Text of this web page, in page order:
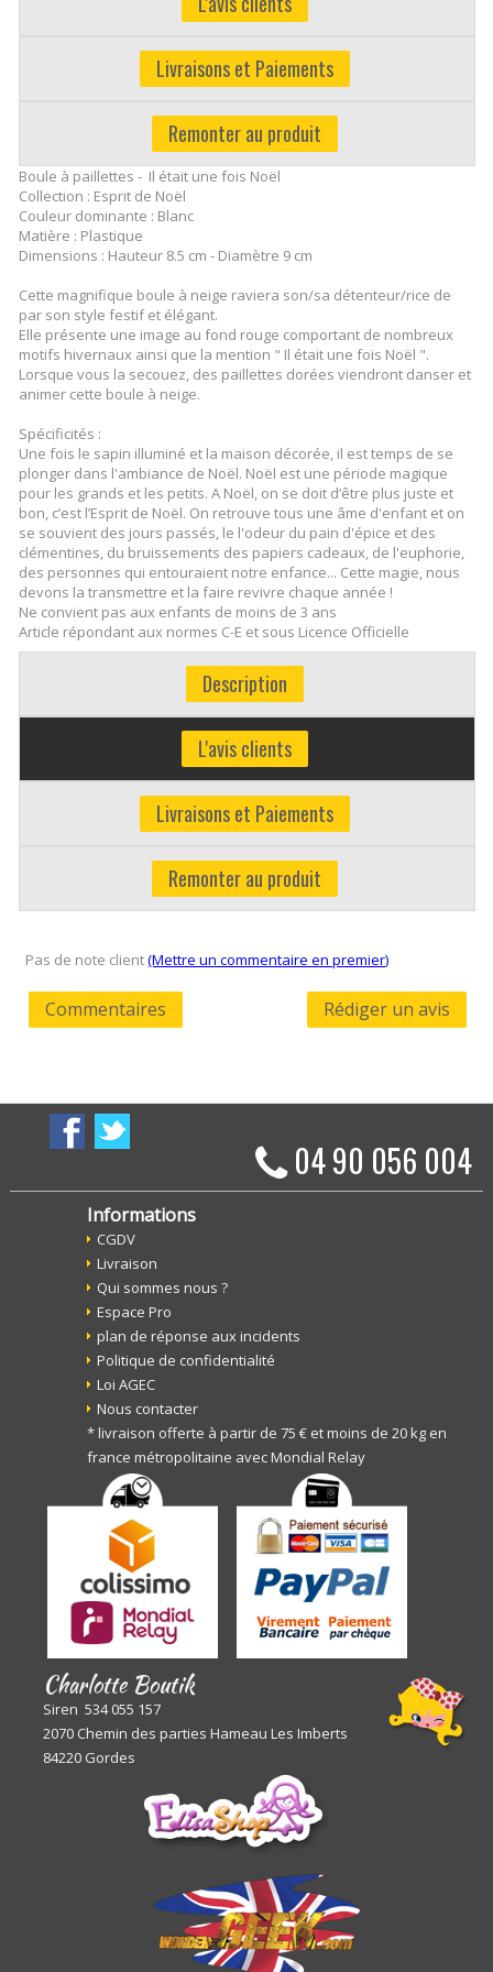
Livraisons et Paiements
Remonter au produit
Boule à paillettes - Il était une fois Noël
Collection : Esprit de Noël
Couleur dominante : Blanc
Matière : Plastique
Dimensions : Hauteur 8.5 cm - Diamètre 9 cm
Cette magnifique boule à neige raviera son/sa détenteur/rice de
par son style festif et élégant.
Elle présente une image au fond rouge comportant de nombreux
motifs hivernaux ainsi que la mention " Il était une fois Noël ".
Lorsque vous la secouez, des paillettes dorées viendront danser et
animer cette boule à neige.
Spécificités :
Une fois le sapin illuminé et la maison décorée, il est temps de se
plonger dans l'ambiance de Noël. Noël est une période magique
pour les grands et les petits. A Noël, on se doit d’être plus juste et
bon, c’est l’Esprit de Noël. On retrouve tous une âme d'enfant et on
se souvient des jours passés, le l'odeur du pain d'épice et des
clémentines, du bruissements des papiers cadeaux, de l'euphorie,
des personnes qui entouraient notre enfance... Cette magie, nous
devons la transmettre et la faire revivre chaque année !
Ne convient pas aux enfants de moins de 3 ans
Article répondant aux normes C-E et sous Licence Officielle
Description
L'avis clients
Livraisons et Paiements
Remonter au produit
Pas de note client(Mettre un commentaire en premier)
Commentaires Rédiger un avis
04 90 056 004
Informations
CGDV
Livraison
Qui sommes nous ?
Espace Pro
plan de réponse aux incidents
Politique de confidentialité
Loi AGEC
Nous contacter
* livraison offerte à partir de 75 € et moins de 20 kg en
france métropolitaine avec Mondial Relay
Charlotte Boutik
Siren 534 055 157
2070 Chemin des parties Hameau Les Imberts
84220 Gordes